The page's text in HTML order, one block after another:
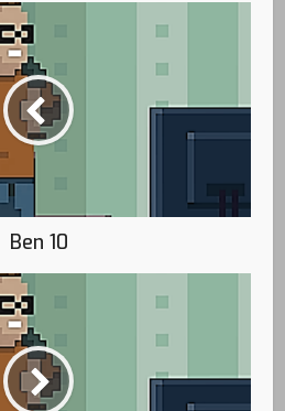
Ben 10